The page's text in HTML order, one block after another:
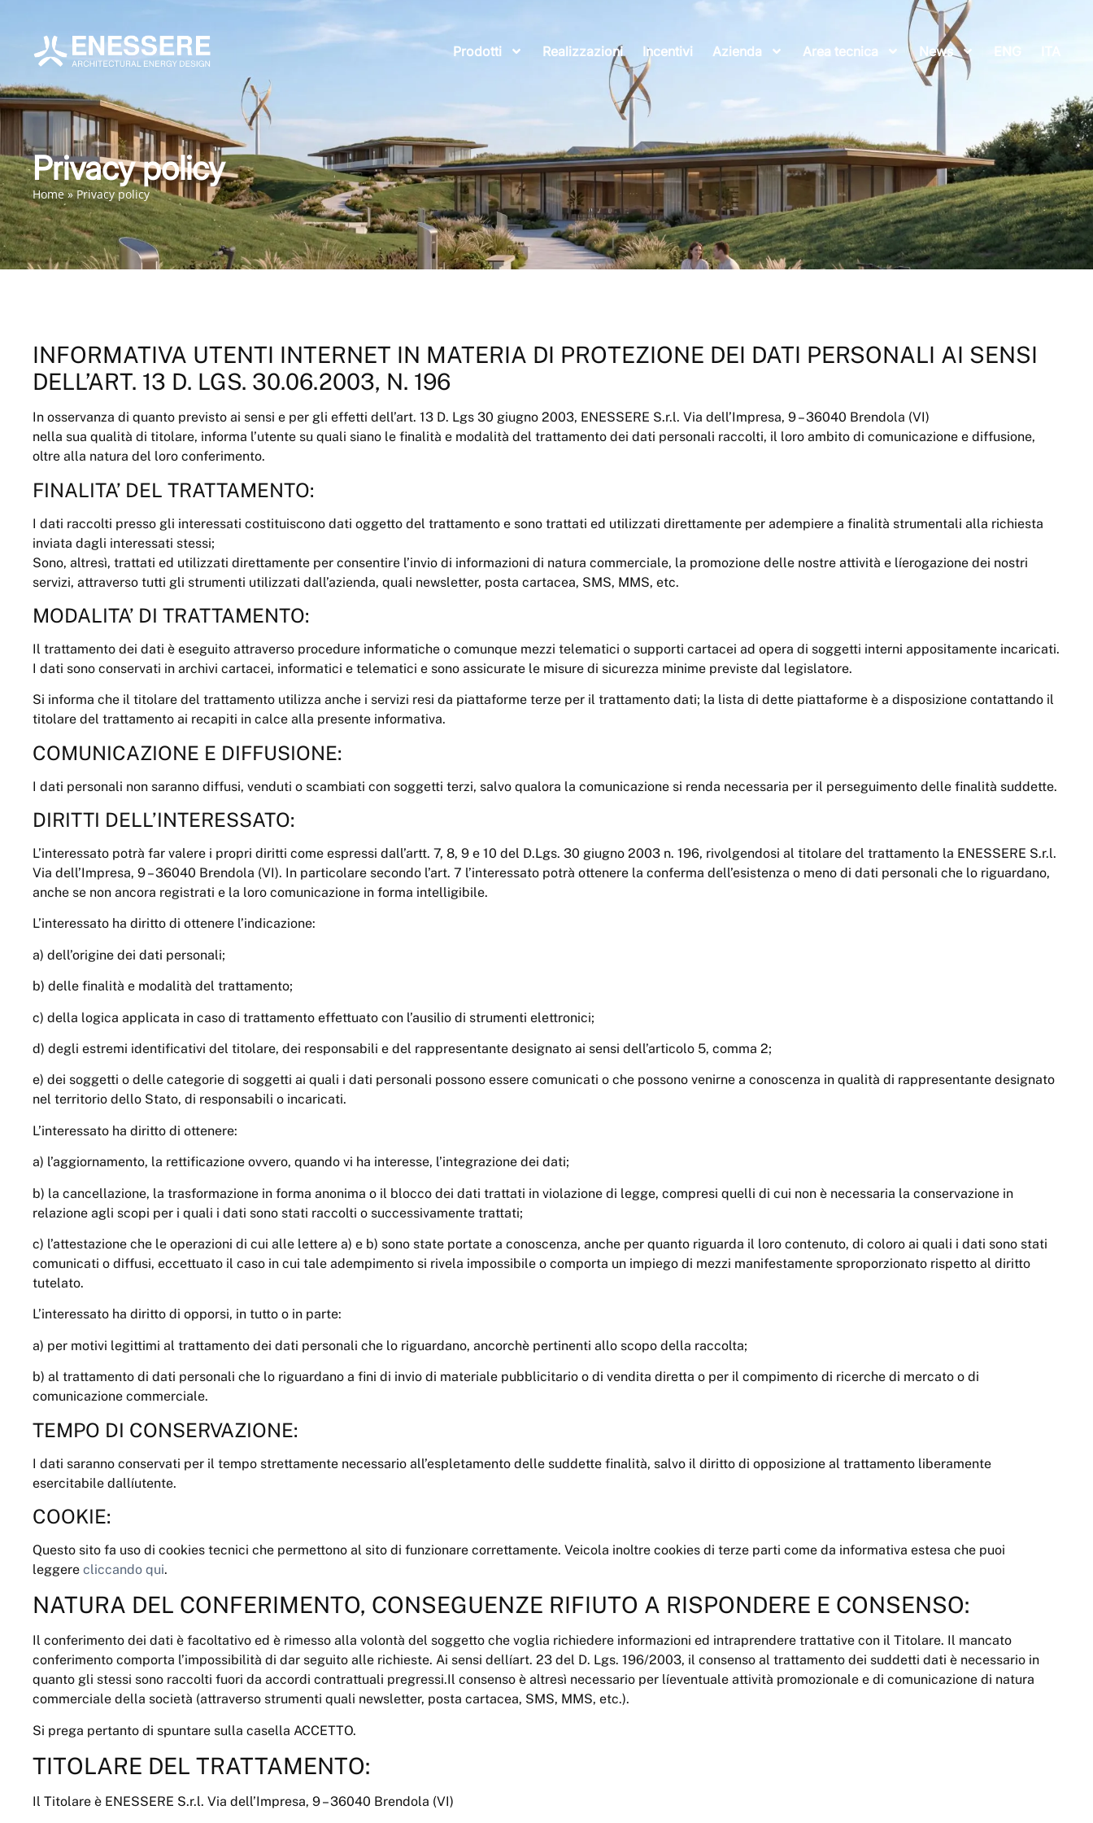
Prodotti Realizzazioni Incentivi Azienda Area tecnica News ENG ITA
Privacy policy
Home»Privacy policy
INFORMATIVA UTENTI INTERNET IN MATERIA DI PROTEZIONE DEI DATI PERSONALI AI SENSI
DELL’ART. 13 D. LGS. 30.06.2003, N. 196
In osservanza di quanto previsto ai sensi e per gli effetti dell’art. 13 D. Lgs 30 giugno 2003, ENESSERE S.r.l. Via dell’Impresa, 9 – 36040 Brendola (VI)
nella sua qualità di titolare, informa l’utente su quali siano le finalità e modalità del trattamento dei dati personali raccolti, il loro ambito di comunicazione e diffusione,
oltre alla natura del loro conferimento.
FINALITA’ DEL TRATTAMENTO:
I dati raccolti presso gli interessati costituiscono dati oggetto del trattamento e sono trattati ed utilizzati direttamente per adempiere a finalità strumentali alla richiesta
inviata dagli interessati stessi;
Sono, altresì, trattati ed utilizzati direttamente per consentire l’invio di informazioni di natura commerciale, la promozione delle nostre attività e líerogazione dei nostri
servizi, attraverso tutti gli strumenti utilizzati dall’azienda, quali newsletter, posta cartacea, SMS, MMS, etc.
MODALITA’ DI TRATTAMENTO:
Il trattamento dei dati è eseguito attraverso procedure informatiche o comunque mezzi telematici o supporti cartacei ad opera di soggetti interni appositamente incaricati.
I dati sono conservati in archivi cartacei, informatici e telematici e sono assicurate le misure di sicurezza minime previste dal legislatore.
Si informa che il titolare del trattamento utilizza anche i servizi resi da piattaforme terze per il trattamento dati; la lista di dette piattaforme è a disposizione contattando il
titolare del trattamento ai recapiti in calce alla presente informativa.
COMUNICAZIONE E DIFFUSIONE:
I dati personali non saranno diffusi, venduti o scambiati con soggetti terzi, salvo qualora la comunicazione si renda necessaria per il perseguimento delle finalità suddette.
DIRITTI DELL’INTERESSATO:
L’interessato potrà far valere i propri diritti come espressi dall’artt. 7, 8, 9 e 10 del D.Lgs. 30 giugno 2003 n. 196, rivolgendosi al titolare del trattamento la ENESSERE S.r.l.
Via dell’Impresa, 9 – 36040 Brendola (VI). In particolare secondo l’art. 7 l’interessato potrà ottenere la conferma dell’esistenza o meno di dati personali che lo riguardano,
anche se non ancora registrati e la loro comunicazione in forma intelligibile.
L’interessato ha diritto di ottenere l’indicazione:
a) dell’origine dei dati personali;
b) delle finalità e modalità del trattamento;
c) della logica applicata in caso di trattamento effettuato con l’ausilio di strumenti elettronici;
d) degli estremi identificativi del titolare, dei responsabili e del rappresentante designato ai sensi dell’articolo 5, comma 2;
e) dei soggetti o delle categorie di soggetti ai quali i dati personali possono essere comunicati o che possono venirne a conoscenza in qualità di rappresentante designato
nel territorio dello Stato, di responsabili o incaricati.
L’interessato ha diritto di ottenere:
a) l’aggiornamento, la rettificazione ovvero, quando vi ha interesse, l’integrazione dei dati;
b) la cancellazione, la trasformazione in forma anonima o il blocco dei dati trattati in violazione di legge, compresi quelli di cui non è necessaria la conservazione in
relazione agli scopi per i quali i dati sono stati raccolti o successivamente trattati;
c) l’attestazione che le operazioni di cui alle lettere a) e b) sono state portate a conoscenza, anche per quanto riguarda il loro contenuto, di coloro ai quali i dati sono stati
comunicati o diffusi, eccettuato il caso in cui tale adempimento si rivela impossibile o comporta un impiego di mezzi manifestamente sproporzionato rispetto al diritto
tutelato.
L’interessato ha diritto di opporsi, in tutto o in parte:
a) per motivi legittimi al trattamento dei dati personali che lo riguardano, ancorchè pertinenti allo scopo della raccolta;
b) al trattamento di dati personali che lo riguardano a fini di invio di materiale pubblicitario o di vendita diretta o per il compimento di ricerche di mercato o di
comunicazione commerciale.
TEMPO DI CONSERVAZIONE:
I dati saranno conservati per il tempo strettamente necessario all’espletamento delle suddette finalità, salvo il diritto di opposizione al trattamento liberamente
esercitabile dallíutente.
COOKIE:
Questo sito fa uso di cookies tecnici che permettono al sito di funzionare correttamente. Veicola inoltre cookies di terze parti come da informativa estesa che puoi
leggere cliccando qui.
NATURA DEL CONFERIMENTO, CONSEGUENZE RIFIUTO A RISPONDERE E CONSENSO:
Il conferimento dei dati è facoltativo ed è rimesso alla volontà del soggetto che voglia richiedere informazioni ed intraprendere trattative con il Titolare. Il mancato
conferimento comporta l’impossibilità di dar seguito alle richieste. Ai sensi dellíart. 23 del D. Lgs. 196/2003, il consenso al trattamento dei suddetti dati è necessario in
quanto gli stessi sono raccolti fuori da accordi contrattuali pregressi.Il consenso è altresì necessario per líeventuale attività promozionale e di comunicazione di natura
commerciale della società (attraverso strumenti quali newsletter, posta cartacea, SMS, MMS, etc.).
Si prega pertanto di spuntare sulla casella ACCETTO.
TITOLARE DEL TRATTAMENTO:
Il Titolare è ENESSERE S.r.l. Via dell’Impresa, 9 – 36040 Brendola (VI)